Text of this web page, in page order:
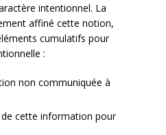
intentionnel. La
affiné cette notion,
cumulatifs pour
:
non communiquée à
cette information pour